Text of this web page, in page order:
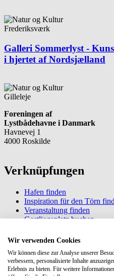
Frederiksværk
Galleri Sommerlyst -
i hjertet af Nordsjælland
Gilleleje
Foreningen af
Lystbådehavne i Danmark
Havnevej 1
4000 Roskilde
Verknüpfungen
Hafen finden
Inspiration für den Törn
Veranstaltung finden
Gastliegeplatz buchen
Information
Über Havneguide.dk
Wir verwenden Cookies
Wir können diese zur Analyse unserer
verbessern, personalisierte Inhalte
Erlebnis zu bieten. Für weitere